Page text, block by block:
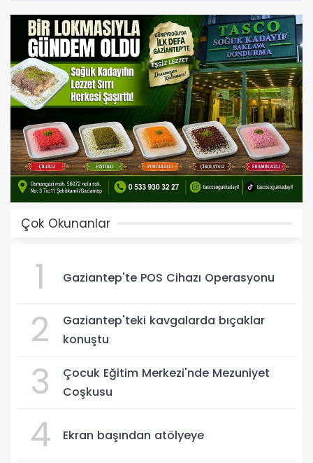
Çok Okunanlar
1 Gaziantep'te POS Cihazı Operasyonu
2
Gaziantep'teki kavgalarda bıçaklar
konuştu
3
Çocuk Eğitim Merkezi'nde Mezuniyet
Coşkusu
4 Ekran başından atölyeye